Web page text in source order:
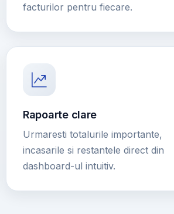
facturilor pentru fiecare.
Rapoarte clare
Urmaresti totalurile importante,
incasarile si restantele direct din
dashboard-ul intuitiv.